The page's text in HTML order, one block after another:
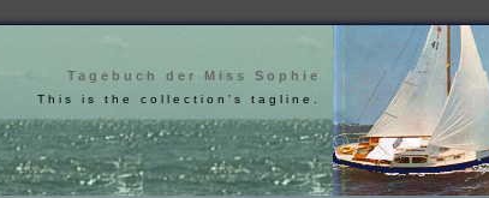
Tagebuch der Miss Sophie
This is the collection's tagline.